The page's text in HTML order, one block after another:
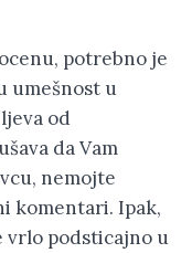
potrebno je
umešnost u
od
da Vam
nemojte
komentari. Ipak,
vrlo podsticajno u